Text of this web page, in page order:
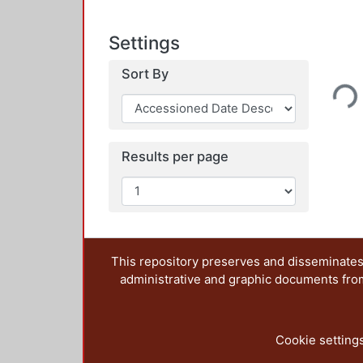
Settings
Sort By
Results per page
Loading...
This repository preserves and
administrative and graphic documents
Cookie